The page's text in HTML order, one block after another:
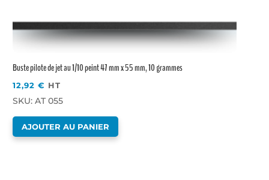
Buste pilote de jet au 1/10 peint 47 mm x 55 mm, 10 grammes
12,92€ HT
SKU: AT 055
AJOUTER AU PANIER